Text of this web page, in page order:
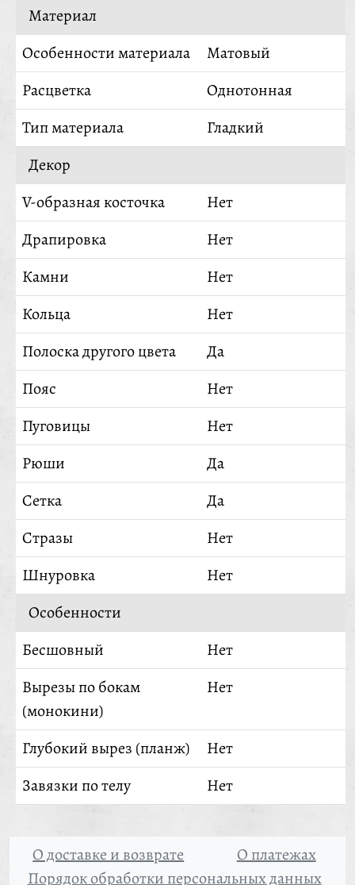
Материал
Особенности материала
Матовый
Расцветка
Однотонная
Тип материала
Гладкий
Декор
V-образная косточка
Нет
Драпировка
Нет
Камни
Нет
Кольца
Нет
Полоска другого цвета
Да
Пояс
Нет
Пуговицы
Нет
Рюши
Да
Сетка
Да
Стразы
Нет
Шнуровка
Нет
Особенности
Бесшовный
Нет
Вырезы по бокам
(монокини)
Нет
Глубокий вырез (планж)
Нет
Завязки по телу
Нет
О доставке и возврате
О платежах
Порядок обработки персональных данных